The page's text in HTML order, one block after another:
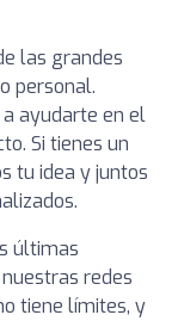
las grandes
personal.
ayudarte en el
Si tienes un
tu idea y juntos
últimas
redes
tiene límites, y